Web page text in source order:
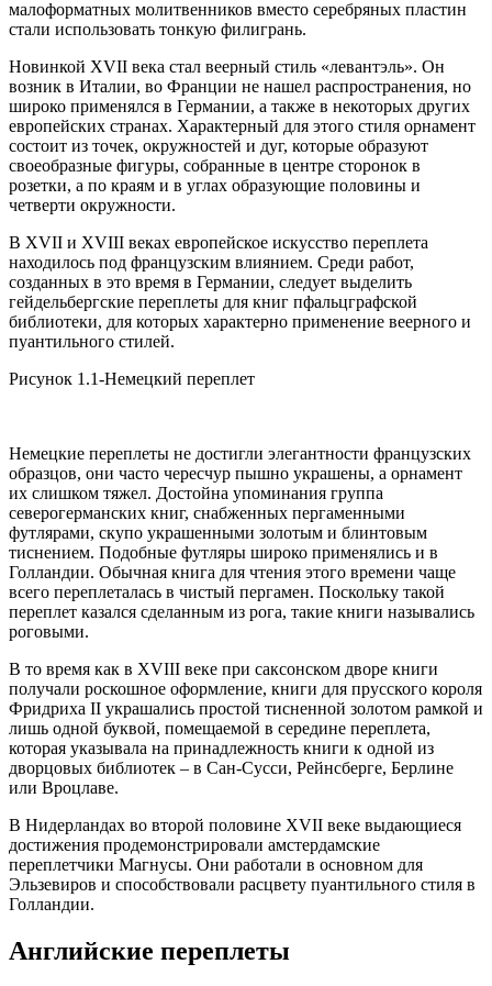
малоформатных молитвенников вместо серебряных пластин
стали использовать тонкую филигрань.
Новинкой XVII века стал веерный стиль «левантэль». Он
возник в Италии, во Франции не нашел распространения, но
широко применялся в Германии, а также в некоторых других
европейских странах. Характерный для этого стиля орнамент
состоит из точек, окружностей и дуг, которые образуют
своеобразные фигуры, собранные в центре сторонок в
розетки, а по краям и в углах образующие половины и
четверти окружности.
В XVII и XVIII веках европейское искусство переплета
находилось под французским влиянием. Среди работ,
созданных в это время в Германии, следует выделить
гейдельбергские переплеты для книг пфальцграфской
библиотеки, для которых характерно применение веерного и
пуантильного стилей.
Рисунок 1.1-Немецкий переплет
Немецкие переплеты не достигли элегантности французских
образцов, они часто чересчур пышно украшены, а орнамент
их слишком тяжел. Достойна упоминания группа
северогерманских книг, снабженных пергаменными
футлярами, скупо украшенными золотым и блинтовым
тиснением. Подобные футляры широко применялись и в
Голландии. Обычная книга для чтения этого времени чаще
всего переплеталась в чистый пергамен. Поскольку такой
переплет казался сделанным из рога, такие книги назывались
роговыми.
В то время как в XVIII веке при саксонском дворе книги
получали роскошное оформление, книги для прусского короля
Фридриха II украшались простой тисненной золотом рамкой и
лишь одной буквой, помещаемой в середине переплета,
которая указывала на принадлежность книги к одной из
дворцовых библиотек – в Сан-Сусси, Рейнсберге, Берлине
или Вроцлаве.
В Нидерландах во второй половине XVII веке выдающиеся
достижения продемонстрировали амстердамские
переплетчики Магнусы. Они работали в основном для
Эльзевиров и способствовали расцвету пуантильного стиля в
Голландии.
Английские переплеты